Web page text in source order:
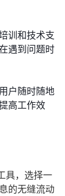
训和技术支
遇到问题时
户随时随地
高工作效
具，选择一
的无缝流动